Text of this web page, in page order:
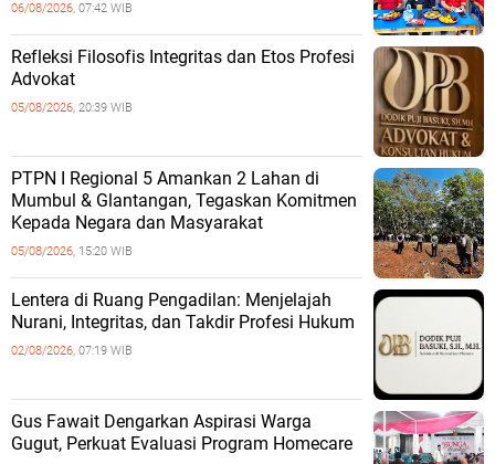
06/08/2026, 07:42 WIB
Refleksi Filosofis Integritas dan Etos Profesi
Advokat
05/08/2026, 20:39 WIB
PTPN I Regional 5 Amankan 2 Lahan di
Mumbul & Glantangan, Tegaskan Komitmen
Kepada Negara dan Masyarakat
05/08/2026, 15:20 WIB
​Lentera di Ruang Pengadilan: Menjelajah
Nurani, Integritas, dan Takdir Profesi Hukum
02/08/2026, 07:19 WIB
‎Gus Fawait Dengarkan Aspirasi Warga
Gugut, Perkuat Evaluasi Program Homecare ‎